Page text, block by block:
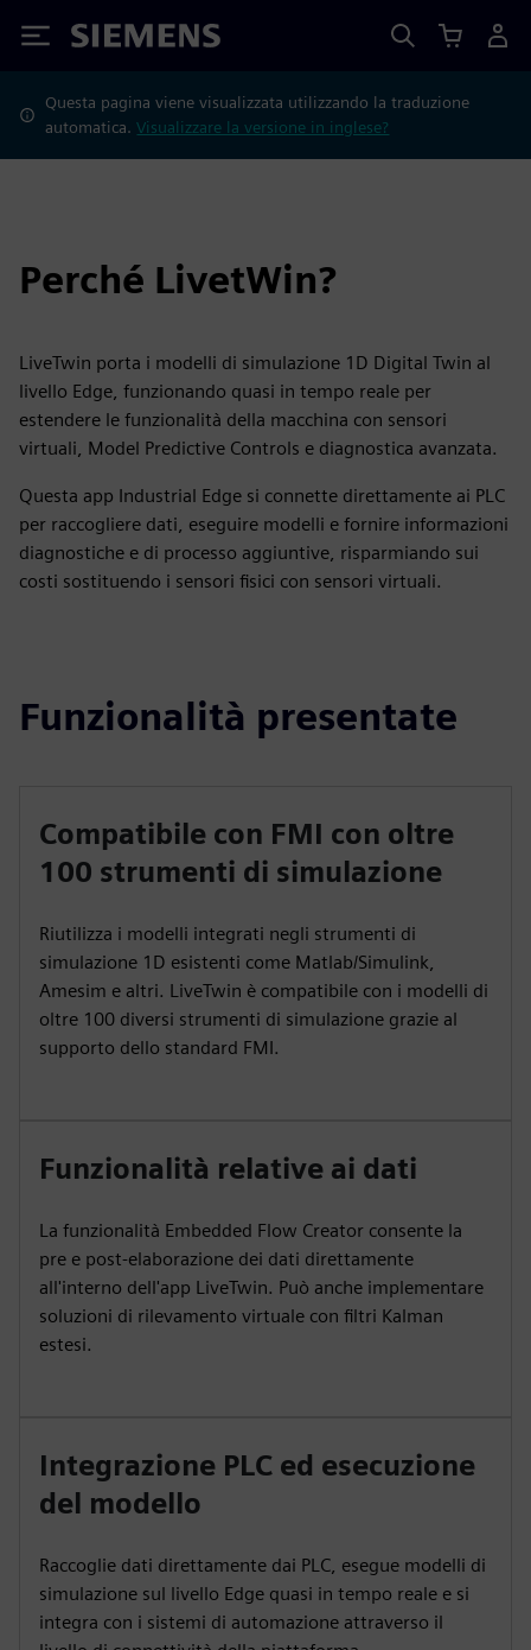
Siemens
Questa pagina viene visualizzata utilizzando la traduzione
automatica.Visualizzare la versione in inglese?
Perché LivetWin?
LiveTwin porta i modelli di simulazione 1D Digital Twin al
livello Edge, funzionando quasi in tempo reale per
estendere le funzionalità della macchina con sensori
virtuali, Model Predictive Controls e diagnostica avanzata.
Questa app Industrial Edge si connette direttamente ai PLC
per raccogliere dati, eseguire modelli e fornire informazioni
diagnostiche e di processo aggiuntive, risparmiando sui
costi sostituendo i sensori fisici con sensori virtuali.
Funzionalità presentate
Compatibile con FMI con oltre
100 strumenti di simulazione
Riutilizza i modelli integrati negli strumenti di
simulazione 1D esistenti come Matlab/Simulink,
Amesim e altri. LiveTwin è compatibile con i modelli di
oltre 100 diversi strumenti di simulazione grazie al
supporto dello standard FMI.
Funzionalità relative ai dati
La funzionalità Embedded Flow Creator consente la
pre e post-elaborazione dei dati direttamente
all'interno dell'app LiveTwin. Può anche implementare
soluzioni di rilevamento virtuale con filtri Kalman
estesi.
Integrazione PLC ed esecuzione
del modello
Raccoglie dati direttamente dai PLC, esegue modelli di
simulazione sul livello Edge quasi in tempo reale e si
integra con i sistemi di automazione attraverso il